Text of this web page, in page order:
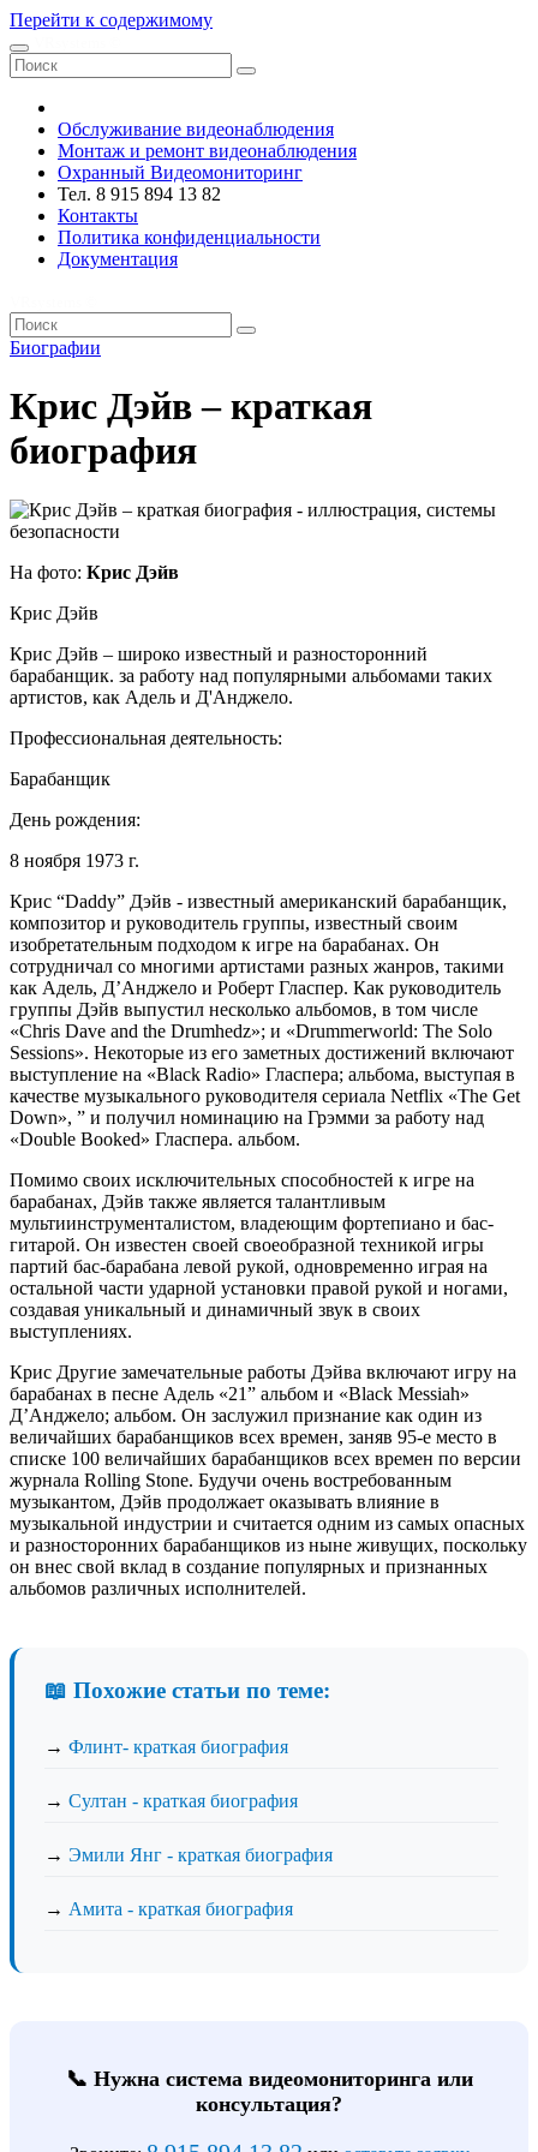
Перейти к содержимому
Обслуживание видеонаблюдения
Монтаж и ремонт видеонаблюдения
Охранный Видеомониторинг
Тел. 8 915 894 13 82
Контакты
Политика конфиденциальности
Документация
Биографии
Крис Дэйв – краткая
биография
На фото: Крис Дэйв
Крис Дэйв
Крис Дэйв – широко известный и разносторонний
барабанщик. за работу над популярными альбомами таких
артистов, как Адель и Д'Анджело.
Профессиональная деятельность:
Барабанщик
День рождения:
8 ноября 1973 г.
Крис “Daddy” Дэйв - известный американский барабанщик,
композитор и руководитель группы, известный своим
изобретательным подходом к игре на барабанах. Он
сотрудничал со многими артистами разных жанров, такими
как Адель, Д’Анджело и Роберт Гласпер. Как руководитель
группы Дэйв выпустил несколько альбомов, в том числе
«Chris Dave and the Drumhedz»; и «Drummerworld: The Solo
Sessions». Некоторые из его заметных достижений включают
выступление на «Black Radio» Гласпера; альбома, выступая в
качестве музыкального руководителя сериала Netflix «The Get
Down», ” и получил номинацию на Грэмми за работу над
«Double Booked» Гласпера. альбом.
Помимо своих исключительных способностей к игре на
барабанах, Дэйв также является талантливым
мультиинструменталистом, владеющим фортепиано и бас-
гитарой. Он известен своей своеобразной техникой игры
партий бас-барабана левой рукой, одновременно играя на
остальной части ударной установки правой рукой и ногами,
создавая уникальный и динамичный звук в своих
выступлениях.
Крис Другие замечательные работы Дэйва включают игру на
барабанах в песне Адель «21” альбом и «Black Messiah»
Д’Анджело; альбом. Он заслужил признание как один из
величайших барабанщиков всех времен, заняв 95-е место в
списке 100 величайших барабанщиков всех времен по версии
журнала Rolling Stone. Будучи очень востребованным
музыкантом, Дэйв продолжает оказывать влияние в
музыкальной индустрии и считается одним из самых опасных
и разносторонних барабанщиков из ныне живущих, поскольку
он внес свой вклад в создание популярных и признанных
альбомов различных исполнителей.
📖 Похожие статьи по теме:
→ Флинт- краткая биография
→ Султан - краткая биография
→ Эмили Янг - краткая биография
→ Амита - краткая биография
📞 Нужна система видеомониторинга или
консультация?